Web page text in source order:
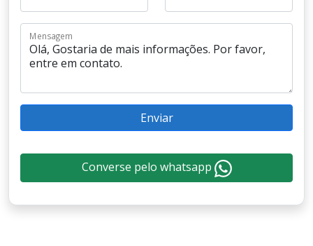
Mensagem
Enviar
Converse pelo whatsapp